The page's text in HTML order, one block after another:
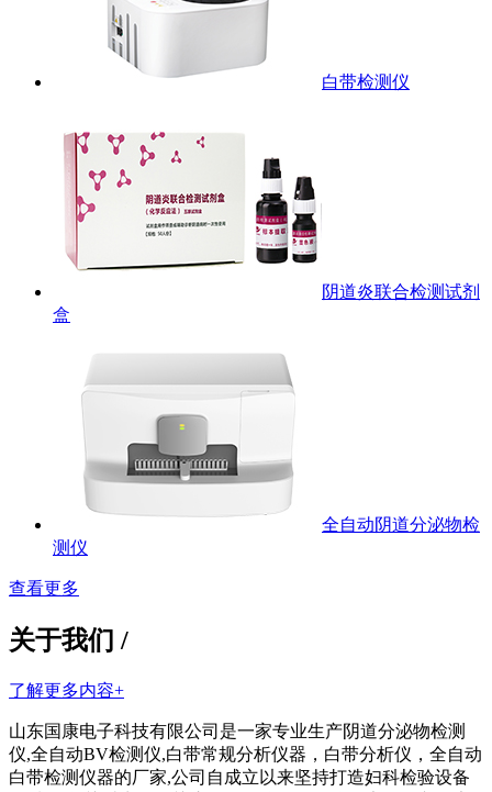
白带检测仪
阴道炎联合检测试剂
盒
全自动阴道分泌物检
测仪
查看更多
关于我们 /
了解更多内容+
山东国康电子科技有限公司是一家专业生产阴道分泌物检测
仪,全自动BV检测仪,白带常规分析仪器，白带分析仪，全自动
白带检测仪器的厂家,公司自成立以来坚持打造妇科检验设备